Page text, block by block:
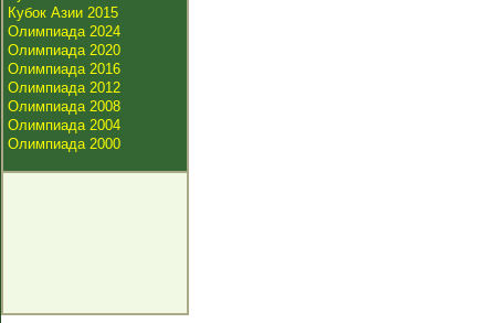
Кубок Азии 2015
Олимпиада 2024
Олимпиада 2020
Олимпиада 2016
Олимпиада 2012
Олимпиада 2008
Олимпиада 2004
Олимпиада 2000